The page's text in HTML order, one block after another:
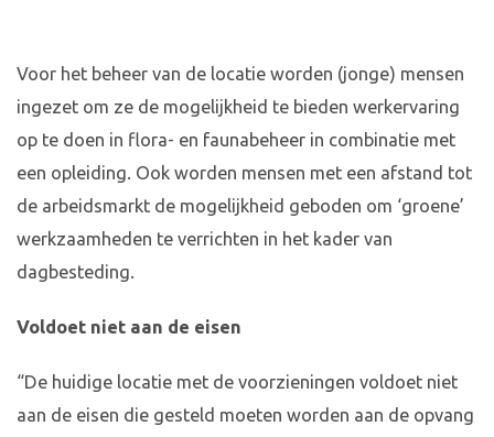
Voor het beheer van de locatie worden (jonge) mensen
ingezet om ze de mogelijkheid te bieden werkervaring
op te doen in flora- en faunabeheer in combinatie met
een opleiding. Ook worden mensen met een afstand tot
de arbeidsmarkt de mogelijkheid geboden om ‘groene’
werkzaamheden te verrichten in het kader van
dagbesteding.
Voldoet niet aan de eisen
“De huidige locatie met de voorzieningen voldoet niet
aan de eisen die gesteld moeten worden aan de opvang